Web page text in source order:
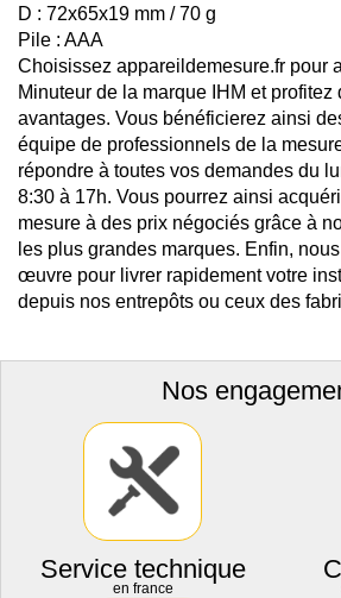
D : 72x65x19 mm / 70 g
Pile : AAA
Choisissez appareildemesure.fr pour
Minuteur de la marque IHM et profitez
avantages. Vous bénéficierez ainsi
équipe de professionnels de la
répondre à toutes vos demandes du
8:30 à 17h. Vous pourrez ainsi
mesure à des prix négociés grâce à
les plus grandes marques. Enfin,
œuvre pour livrer rapidement votre
depuis nos entrepôts ou ceux des
Nos
Service technique
en france